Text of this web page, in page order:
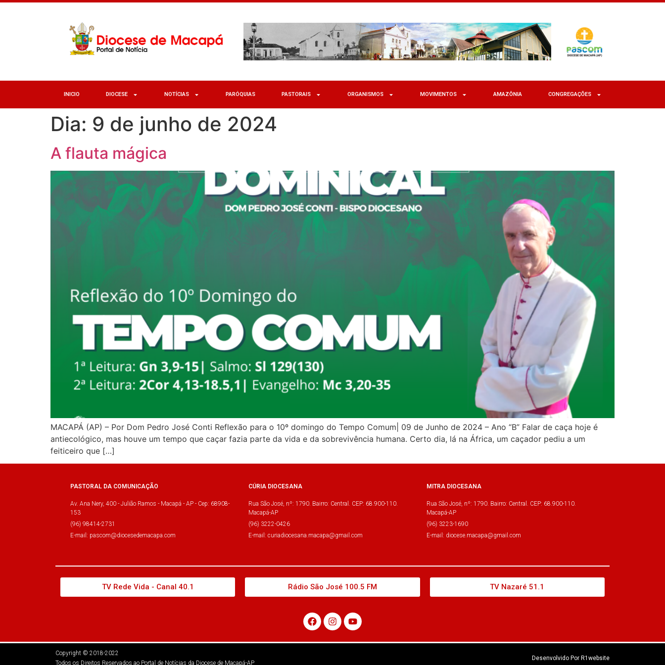
INICIO DIOCESE NOTÍCIAS PARÓQUIAS PASTORAIS ORGANISMOS MOVIMENTOS AMAZÔNIA CONGREGAÇÕES
Dia: 9 de junho de 2024
A flauta mágica
MACAPÁ (AP) – Por Dom Pedro José Conti Reflexão para o 10º domingo do Tempo Comum| 09 de Junho de 2024 – Ano “B” Falar de caça hoje é
antiecológico, mas houve um tempo que caçar fazia parte da vida e da sobrevivência humana. Certo dia, lá na África, um caçador pediu a um
feiticeiro que […]
PASTORAL DA COMUNICAÇÃO
Av. Ana Nery, 400 - Julião Ramos - Macapá - AP - Cep: 68908-
153
(96) 98414-2731
E-mail: pascom@diocesedemacapa.com
CÚRIA DIOCESANA
Rua São José, nº: 1790. Bairro: Central. CEP: 68.900-110.
Macapá-AP
(96) 3222-0426
E-mail: curiadiocesana.macapa@gmail.com
MITRA DIOCESANA
Rua São José, nº: 1790. Bairro: Central. CEP: 68.900-110.
Macapá-AP
(96) 3223-1690
E-mail: diocese.macapa@gmail.com
TV Rede Vida - Canal 40.1 Rádio São José 100.5 FM TV Nazaré 51.1
Copyright © 2018-2022
Todos os Direitos Reservados ao Portal de Notícias da Diocese de Macapá-AP
Desenvolvido Por R1website